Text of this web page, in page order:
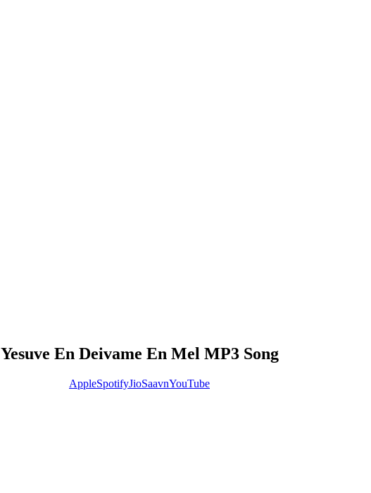
Yesuve En Deivame En Mel MP3 Song
AppleSpotifyJioSaavnYouTube